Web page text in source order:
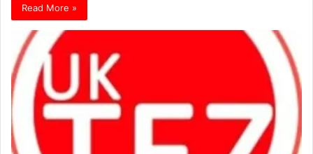
Read More »